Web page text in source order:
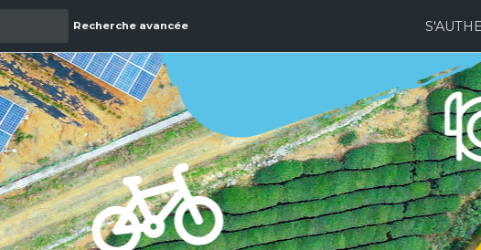
Recherche avancée